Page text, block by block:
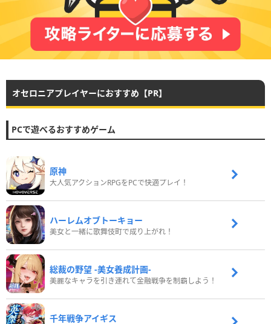
オセロニアプレイヤーにおすすめ【PR】
PCで遊べるおすすめゲーム
原神
大人気アクションRPGをPCで快適プレイ！
ハーレムオブトーキョー
美女と一緒に歌舞伎町で成り上がれ！
総裁の野望 -美女養成計画-
美麗なキャラを引き連れて金融戦争を制覇しよう！
千年戦争アイギス